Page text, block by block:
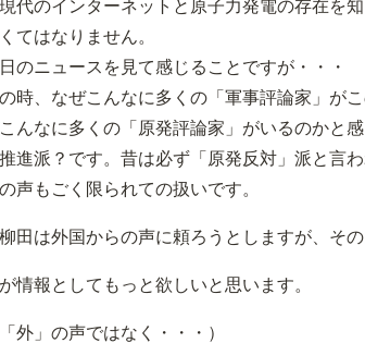
代のインターネットと原子力発電の存在を
てはなりません。
のニュースを見て感じることですが・・・
時、なぜこんなに多くの「軍事評論家」が
んなに多くの「原発評論家」がいるのかと感
進派？です。昔は必ず「原発反対」派と言
声もごく限られての扱いです。
田は外国からの声に頼ろうとしますが、そ
情報としてもっと欲しいと思います。
外」の声ではなく・・・）